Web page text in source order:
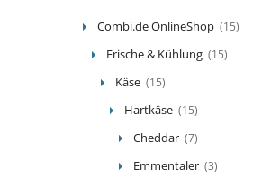
Combi.de OnlineShop (15)
Frische & Kühlung (15)
Käse (15)
Hartkäse (15)
Cheddar (7)
Emmentaler (3)